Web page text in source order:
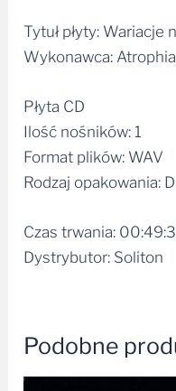
Tytuł płyty: Wariacje
Wykonawca: Atrophia
Płyta CD
Ilość nośników: 1
Format plików: WAV
Rodzaj opakowania:
Czas trwania:
Dystrybutor: Soliton
Podobne